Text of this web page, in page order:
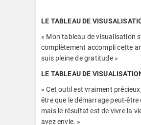
LE TABLEAU DE
« Mon tableau de visualisation
complètement accompli cette
suis pleine de gratitude »
LE TABLEAU DE
« Cet outil est vraiment
être que le démarrage peut-être
mais le résultat est de vivre la
avez envie. »